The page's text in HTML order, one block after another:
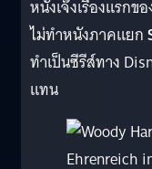
หนังเจ๊งเรื่องแรกข
ไม่ทำหนังภาคแยก
ทำเป็นซีรีส์ทาง
แทน